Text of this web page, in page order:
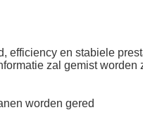
efficiency en stabiele
zal gemist worden
worden gered